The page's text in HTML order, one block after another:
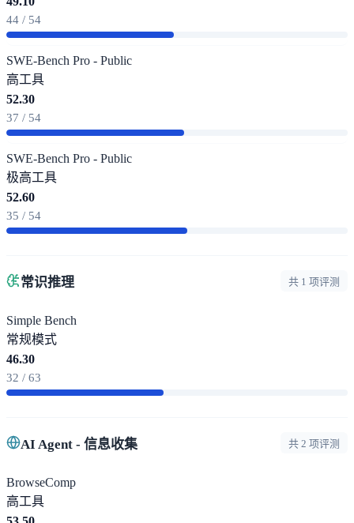
44 / 54
SWE-Bench Pro - Public
高工具
52.30
37 / 54
SWE-Bench Pro - Public
极高工具
52.60
35 / 54
常识推理 共 1 项评测
Simple Bench
常规模式
46.30
32 / 63
AI Agent - 信息收集 共 2 项评测
BrowseComp
高工具